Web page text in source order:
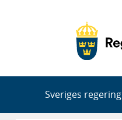
Sveriges regering